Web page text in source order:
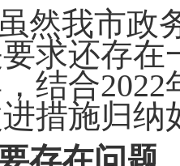
然我市政
求还存
结合
措施归纳